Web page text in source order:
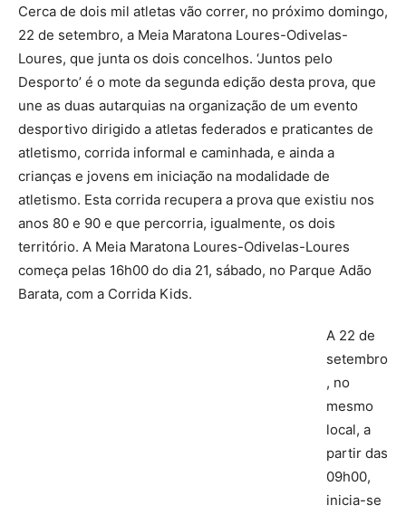
Cerca de dois mil atletas vão correr, no próximo domingo,
22 de setembro, a Meia Maratona Loures-Odivelas-
Loures, que junta os dois concelhos. ‘Juntos pelo
Desporto’ é o mote da segunda edição desta prova, que
une as duas autarquias na organização de um evento
desportivo dirigido a atletas federados e praticantes de
atletismo, corrida informal e caminhada, e ainda a
crianças e jovens em iniciação na modalidade de
atletismo. Esta corrida recupera a prova que existiu nos
anos 80 e 90 e que percorria, igualmente, os dois
território. A Meia Maratona Loures-Odivelas-Loures
começa pelas 16h00 do dia 21, sábado, no Parque Adão
Barata, com a Corrida Kids.
A 22 de
setembro
, no
mesmo
local, a
partir das
09h00,
inicia-se